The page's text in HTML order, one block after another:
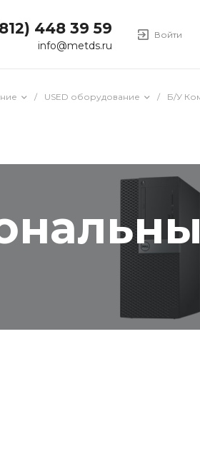
448 39 59
info@metds.ru
Войти
/ USED оборудование / Б/У